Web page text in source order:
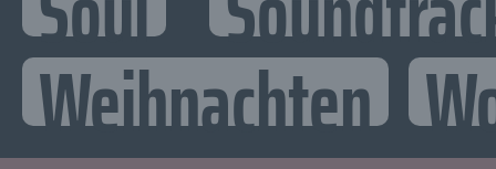
Weihnachten